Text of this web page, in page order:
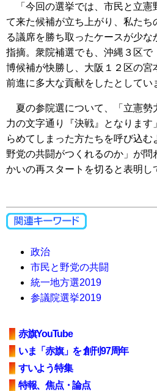
「今回の選挙では、市民と立憲
て来た候補が立ち上がり、私たち
る議席を勝ち取ったケースが少な
指摘。衆院補選でも、沖縄３区で
博候補が快勝し、大阪１２区の宮
前進に多大な貢献をしたとしてい
夏の参院選について、「立憲勢
力の文字通り『決戦』となります
らめてしまった方たちを呼び込
野党の共闘がつくれるのか」が問
かいの再スタートを切ると表明し
政治
市民と野党の共闘
統一地方選2019
参議院選挙2019
赤旗YouTube
いま「赤旗」を 創刊97周年
すいよう特集
特報、焦点・論点